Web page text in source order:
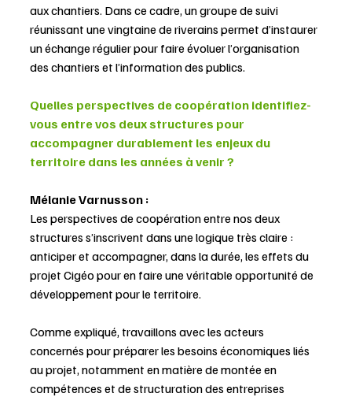
aux chantiers. Dans ce cadre, un groupe de suivi
réunissant une vingtaine de riverains permet d’instaurer
un échange régulier pour faire évoluer l’organisation
des chantiers et l’information des publics.
Quelles perspectives de coopération identifiez-
vous entre vos deux structures pour
accompagner durablement les enjeux du
territoire dans les années à venir ?
Mélanie Varnusson :
Les perspectives de coopération entre nos deux
structures s’inscrivent dans une logique très claire :
anticiper et accompagner, dans la durée, les effets du
projet Cigéo pour en faire une véritable opportunité de
développement pour le territoire.
Comme expliqué, travaillons avec les acteurs
concernés pour préparer les besoins économiques liés
au projet, notamment en matière de montée en
compétences et de structuration des entreprises